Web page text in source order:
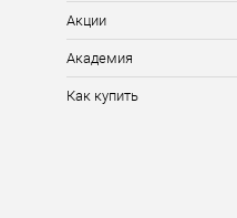
Акции
Академия
Как купить